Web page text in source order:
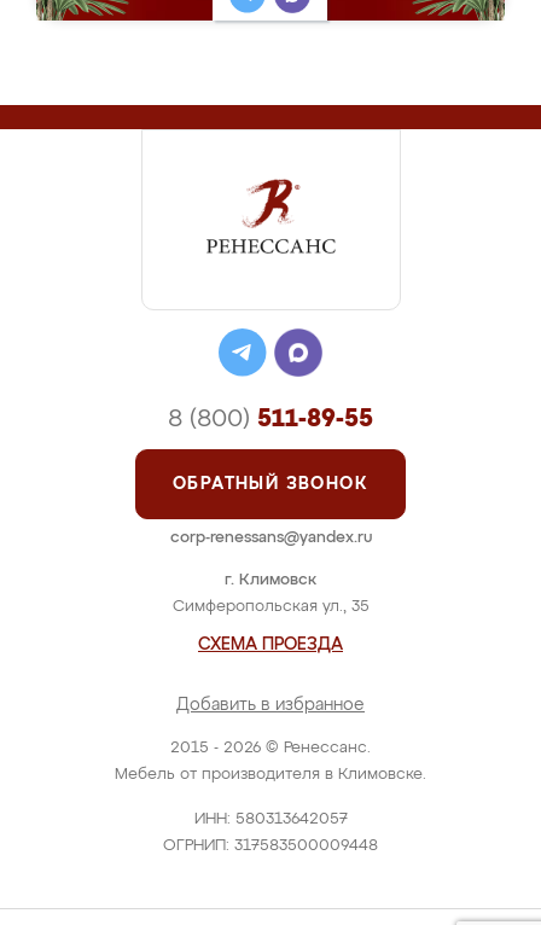
2015 - 2026 © Ренессанс.
Мебель от производителя в Климовске.
ИНН: 580313642057
ОГРНИП: 317583500009448
г. Климовск
Симферопольская ул., 35
СХЕМА ПРОЕЗДА
Добавить в избранное
8 (800) 511-89-55
ОБРАТНЫЙ ЗВОНОК
corp-renessans@yandex.ru